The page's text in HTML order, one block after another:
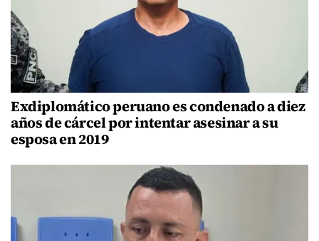
Exdiplomático peruano es condenado a diez
años de cárcel por intentar asesinar a su
esposa en 2019